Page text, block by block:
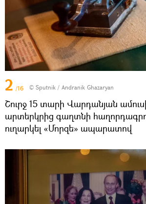
2 /16 © Sputnik / Andranik Ghazaryan
Շուրջ 15 տարի Վարդանյան
արտերկրից գաղտնի
ուղարկել «Մորզե» ապարատով